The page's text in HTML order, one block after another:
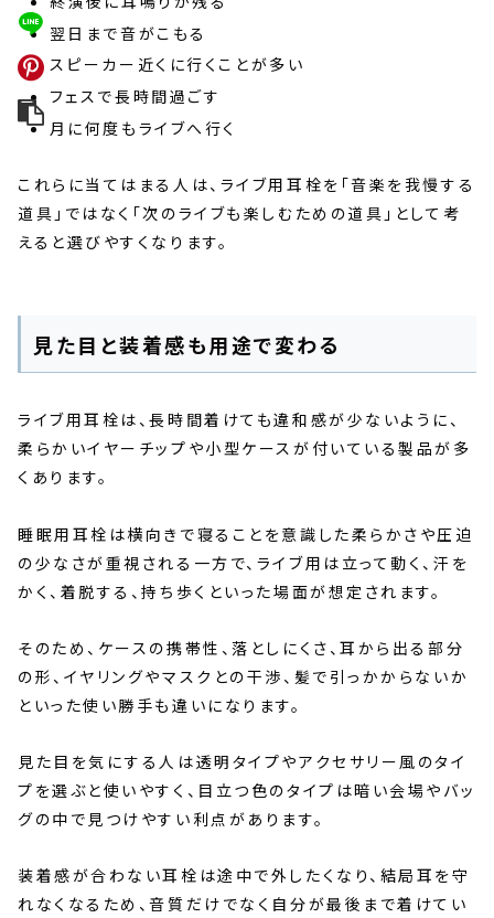
翌日まで音がこもる
スピーカー近くに行くことが多い
フェスで長時間過ごす
月に何度もライブへ行く
これらに当てはまる人は、ライブ用耳栓を「音楽を我慢する
道具」ではなく「次のライブも楽しむための道具」として考
えると選びやすくなります。
見た目と装着感も用途で変わる
ライブ用耳栓は、長時間着けても違和感が少ないように、
柔らかいイヤーチップや小型ケースが付いている製品が多
くあります。
睡眠用耳栓は横向きで寝ることを意識した柔らかさや圧迫
の少なさが重視される一方で、ライブ用は立って動く、汗を
かく、着脱する、持ち歩くといった場面が想定されます。
そのため、ケースの携帯性、落としにくさ、耳から出る部分
の形、イヤリングやマスクとの干渉、髪で引っかからないか
といった使い勝手も違いになります。
見た目を気にする人は透明タイプやアクセサリー風のタイ
プを選ぶと使いやすく、目立つ色のタイプは暗い会場やバッ
グの中で見つけやすい利点があります。
装着感が合わない耳栓は途中で外したくなり、結局耳を守
れなくなるため、音質だけでなく自分が最後まで着けてい